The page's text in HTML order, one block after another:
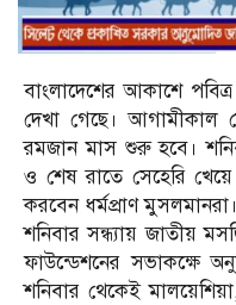
বাংলাদেশের আকাশে
দেখা গেছে। আগামীকাল
রমজান মাস শুরু হবে।
ও শেষ রাতে সেহেরি
করবেন ধর্মপ্রাণ মুসলমানরা।
শনিবার সন্ধ্যায় জাতীয়
ফাউন্ডেশনের সভাকক্ষে
শনিবার থেকেই